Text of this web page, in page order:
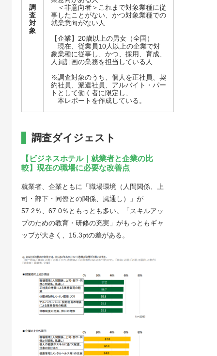
調
査
対
象
＜非意向者＞これまで対象業種に従
事したことがない、かつ対象業種での
就業意向がない人​
【企業】20歳以上の男女（全国）​
現在、従業員10人以上の企業で対
象業種に従事し、かつ、採用、育成、
人員計画の業務を担当している人
※調査対象のうち、個人を正社員、契
約社員、派遣社員、アルバイト・パー
トとして働く者に限定し、
本レポートを作成している。​
調査ダイジェスト
【ビジネスホテル｜就業者と企業の比
較】現在の職場に必要な改善点
就業者、企業ともに「職場環境（人間関係、上
司・部下・同僚との関係、風通し）」が
57.2％、67.0％ともっとも多い。「スキルアッ
プのための教育・研修の充実」がもっともギャ
ップが大きく、15.3ptの差がある。